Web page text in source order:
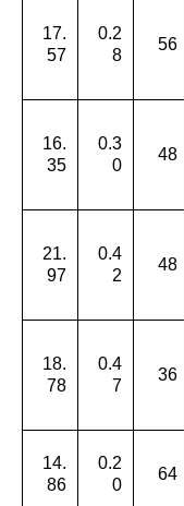
56
0.2
8
17.
57
48
0.3
0
16.
35
48
0.4
2
21.
97
36
0.4
7
18.
78
64
0.2
0
14.
86